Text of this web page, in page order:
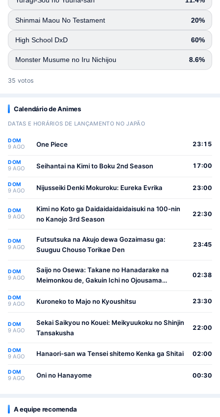
Shinmai Maou No Testament 20%
High School DxD 60%
Monster Musume no Iru Nichijou 8.6%
35 votos
Calendário de Animes
DATAS E HORÁRIOS DE LANÇAMENTO NO JAPÃO
DOM
9 AGO One Piece 23:15
DOM
9 AGO Seihantai na Kimi to Boku 2nd Season 17:00
DOM
9 AGO Nijusseiki Denki Mokuroku: Eureka Evrika 23:00
DOM
9 AGO
Kimi no Koto ga Daidaidaidaidaisuki na 100-nin
no Kanojo 3rd Season
22:30
DOM
9 AGO
Futsutsuka na Akujo dewa Gozaimasu ga:
Suuguu Chouso Torikae Den
23:45
DOM
9 AGO
Saijo no Osewa: Takane no Hanadarake na
Meimonkou de, Gakuin Ichi no Ojousama
Osewa suru Koto ni Narimashita
02:38
DOM
9 AGO Kuroneko to Majo no Kyoushitsu 23:30
DOM
9 AGO
Sekai Saikyou no Kouei: Meikyuukoku no Shinjin
Tansakusha
22:00
DOM
9 AGO Hanaori-san wa Tensei shitemo Kenka ga Shitai 02:00
DOM
9 AGO Oni no Hanayome 00:30
A equipe recomenda